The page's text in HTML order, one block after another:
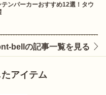
ンパーカーおすすめ12選！タウ
bellの記事一覧を見る
アイテム